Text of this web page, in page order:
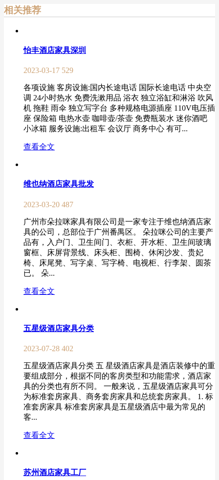
相关推荐
怡丰酒店家具深圳
2023-03-17 529
各项设施 客房设施:国内长途电话 国际长途电话 中央空
调 24小时热水 免费洗漱用品 浴衣 独立浴缸和淋浴 吹风
机 拖鞋 雨伞 独立写字台 多种规格电源插座 110V电压插
座 保险箱 电热水壶 咖啡壶/茶壶 免费瓶装水 迷你酒吧
小冰箱 服务设施:出租车 会议厅 商务中心 有可...
查看全文
维也纳酒店家具批发
2023-03-20 487
广州市朵拉咪家具有限公司是一家专注于维也纳酒店家
具的公司，总部位于广州番禺区。 朵拉咪公司的主要产
品有，入户门、卫生间门、衣柜、开水柜、卫生间玻璃
窗框、床屏背景线、床头柜、围椅、休闲沙发、贵妃
椅、床尾凳、写字桌、写字椅、电视柜、行李架、圆茶
已。 朵...
查看全文
五星级酒店家具分类
2023-07-28 402
五星级酒店家具分类 五 星级酒店家具是酒店装修中的重
要组成部分，根据不同的客房类型和功能需求，酒店家
具的分类也有所不同。 一般来说，五星级酒店家具可分
为标准套房家具、商务套房家具和总统套房家具。 1. 标
准套房家具 标准套房家具是五星级酒店中最为常见的
客...
查看全文
苏州酒店家具工厂